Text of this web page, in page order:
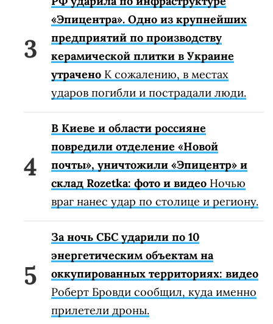
«Эпицентра». Одно из крупнейших
предприятий по производству
керамической плитки в Украине
утрачено К сожалению, в местах
ударов погибли и пострадали люди.
В Киеве и области россияне
повредили отделение «Новой
почты», уничтожили «Эпицентр» и
склад Rozetka: фото и видео Ночью
враг нанес удар по столице и региону.
За ночь СБС ударили по 10
энергетическим объектам на
оккупированных территориях: видео
Роберт Бровди сообщил, куда именно
прилетели дроны.